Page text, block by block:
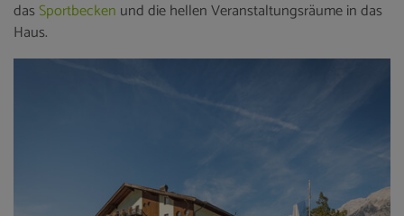
dasSportbecken und die hellen Veranstaltungsräume in das
Haus.